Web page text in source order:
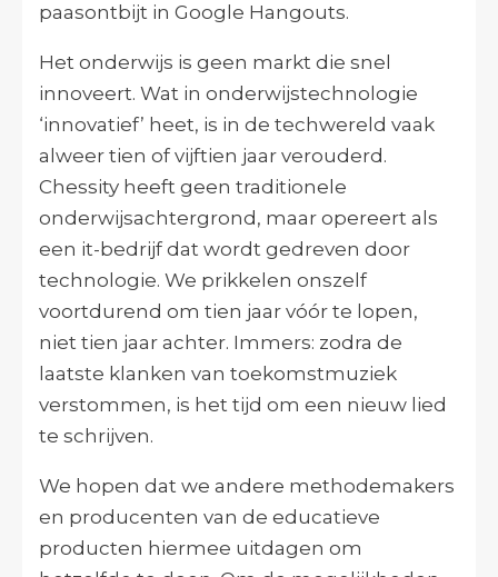
paasontbijt in Google Hangouts.
Het onderwijs is geen markt die snel
innoveert. Wat in onderwijstechnologie
‘innovatief’ heet, is in de techwereld vaak
alweer tien of vijftien jaar verouderd.
Chessity heeft geen traditionele
onderwijsachtergrond, maar opereert als
een it-bedrijf dat wordt gedreven door
technologie. We prikkelen onszelf
voortdurend om tien jaar vóór te lopen,
niet tien jaar achter. Immers: zodra de
laatste klanken van toekomstmuziek
verstommen, is het tijd om een nieuw lied
te schrijven.
We hopen dat we andere methodemakers
en producenten van de educatieve
producten hiermee uitdagen om